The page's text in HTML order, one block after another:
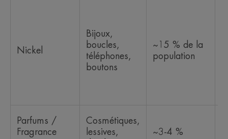
Nickel
Bijoux,
boucles,
téléphones,
boutons
~15 % de la
population
Parfums /
Fragrance
Cosmétiques,
lessives,
~3-4 %